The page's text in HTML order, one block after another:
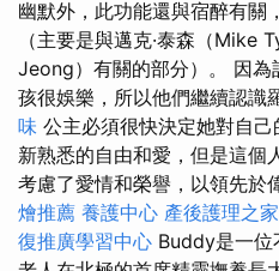
幽默外，此功能還與宿醉有關
（主要是與邁克·泰森（Mike
Jeong）有關的部分）。 因為
孩很娛樂，所以他們繼續認識
味 公主必須很快決定她對自
新熟悉的自由和愛，但是這個
考慮了愛情和榮譽，以領先於
燴推薦 養護中心 產後護理之
復推廣學習中心 Buddy是一位